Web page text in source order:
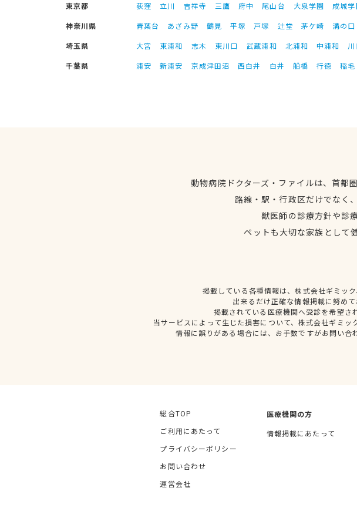
東京都 荻窪 立川 吉祥寺 三鷹 府中 尾山台 大泉学園 成城
神奈川県
青葉台 あざみ野 鶴見 平塚 戸塚 辻堂 茅ケ崎
溝の口
埼玉県
大宮 東浦和 志木 東川口 武蔵浦和 北浦和 中浦和
川
千葉県
浦安 新浦安 京成津田沼 西白井 白井 船橋 行徳 稲毛
動物病院ドクターズ・ファイルは、首都
路線・駅・行政区だけでなく
獣医師の診療方針や診
ペットも大切な家族として
掲載している各種情報は、株式会社ギミッ
出来るだけ正確な情報掲載に努め
掲載されている医療機関へ受診を希望
当サービスによって生じた損害について、株式会社ギミ
情報に誤りがある場合には、お手数ですがお問い
総合TOP
ご利用にあたって
プライバシーポリシー
お問い合わせ
運営会社
医療機関の方
情報掲載にあたって